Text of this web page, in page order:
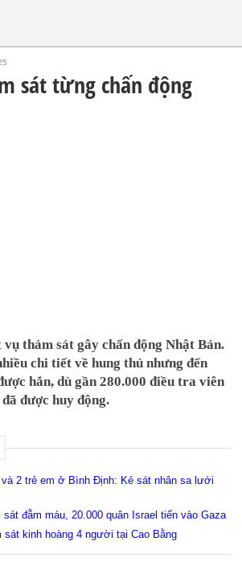
sát từng chấn động
thảm sát gây chấn động Nhật Bản.
chi tiết về hung thủ nhưng đến
hắn, dù gần 280.000 điều tra viên
được huy động.
2 trẻ em ở Bình Định: Kẻ sát nhân sa lưới
đẫm máu, 20.000 quân Israel tiến vào Gaza
sát kinh hoàng 4 người tại Cao Bằng